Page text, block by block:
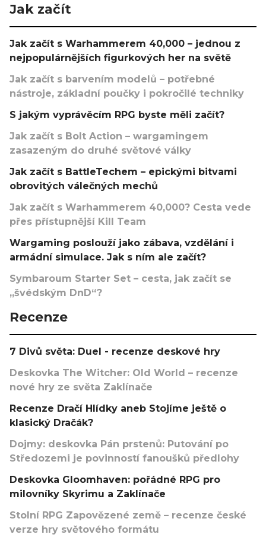
Jak začít
Jak začít s Warhammerem 40,000 – jednou z
nejpopulárnějších figurkových her na světě
Jak začít s barvením modelů – potřebné
nástroje, základní poučky i pokročilé techniky
S jakým vyprávěcím RPG byste měli začít?
Jak začít s Bolt Action – wargamingem
zasazeným do druhé světové války
Jak začít s BattleTechem – epickými bitvami
obrovitých válečných mechů
Jak začít s Warhammerem 40,000? Cesta vede
přes přístupnější Kill Team
Wargaming poslouží jako zábava, vzdělání i
armádní simulace. Jak s ním ale začít?
Symbaroum Starter Set – cesta, jak začít se
„švédským DnD“?
Recenze
7 Divů světa: Duel - recenze deskové hry
Deskovka The Witcher: Old World – recenze
nové hry ze světa Zaklínače
Recenze Dračí Hlídky aneb Stojíme ještě o
klasický Dračák?
Dojmy: deskovka Pán prstenů: Putování po
Středozemi je povinností fanoušků předlohy
Deskovka Gloomhaven: pořádné RPG pro
milovníky Skyrimu a Zaklínače
Stolní RPG Zapovězené země – recenze české
verze hry světového formátu